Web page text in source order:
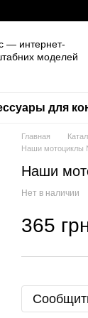
для
Главная
Наши мотоциклы
Наши
Нет в наличии
365